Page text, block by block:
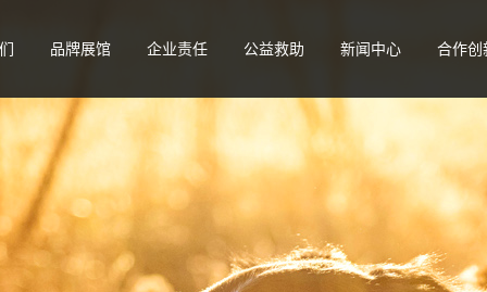
品牌展馆 企业责任 公益救助 新闻中心 合作创